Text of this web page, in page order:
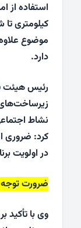
کیلومتری
موضوع
دارد.
رئیس هیئت
نشاط
کرد: ضروری
در اولویت
ضرورت توجه
وی با تأکید